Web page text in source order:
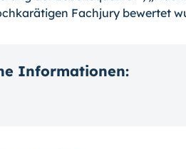
Fachjury bewertet
Informationen: